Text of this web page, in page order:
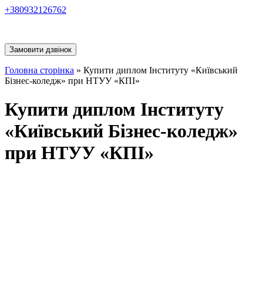
+380932126762
Замовити дзвінок
Головна сторінка » Купити диплом Інституту «Київський
Бізнес-коледж» при НТУУ «КПІ»
Купити диплом Інституту
«Київський Бізнес-коледж»
при НТУУ «КПІ»